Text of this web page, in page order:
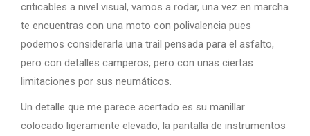
criticables a nivel visual, vamos a rodar, una vez en marcha
te encuentras con una moto con polivalencia pues
podemos considerarla una trail pensada para el asfalto,
pero con detalles camperos, pero con unas ciertas
limitaciones por sus neumáticos.
Un detalle que me parece acertado es su manillar
colocado ligeramente elevado, la pantalla de instrumentos